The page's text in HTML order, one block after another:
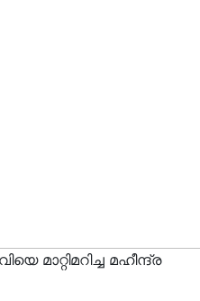
മാറ്റിമറിച്ച മഹീന്ദ്ര